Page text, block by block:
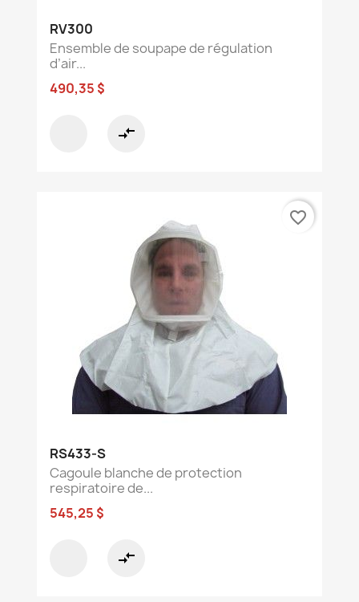
RV300
Ensemble de soupape de régulation
d’air...
490,35 $
compare_arrows
RS433-S
Cagoule blanche de protection
respiratoire de...
545,25 $
compare_arrows
favorite_border